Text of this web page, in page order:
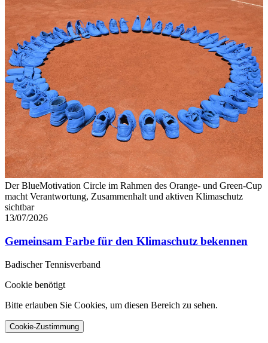
führen diese Informationen möglicherweise mit weiteren
ihnen bereitgestellt haben oder die sie im Rahmen Ihrer
gesammelt haben. DieCookie-Einstellungenkönnen
Footer aufgerufen und angepasst werden.
Der BlueMotivation Circle im Rahmen des Orange- und Green-Cup
macht Verantwortung, Zusammenhalt und aktiven Klimaschutz
sichtbar
13/07/2026
Gemeinsam Farbe für den Klimaschutz bekennen
Badischer Tennisverband
Cookie benötigt
Bitte erlauben Sie Cookies, um diesen Bereich zu sehen.
Cookie-Zustimmung